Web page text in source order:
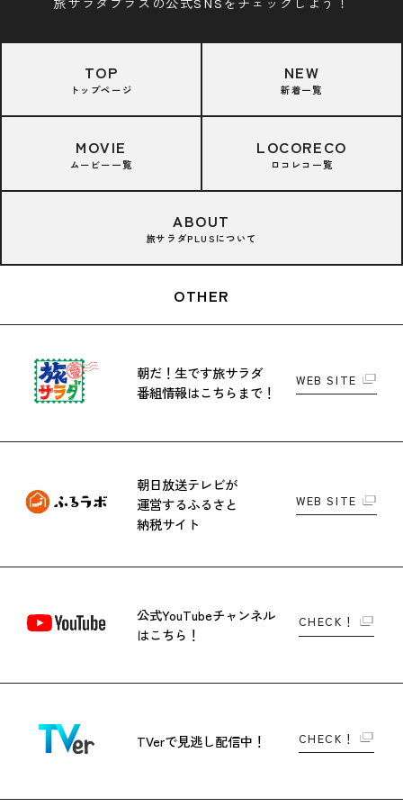
旅サラダプラスの公式SNSをチェックしよう！
TOP
トップページ
NEW
新着一覧
MOVIE
ムービー一覧
LOCORECO
ロコレコ一覧
ABOUT
旅サラダPLUSについて
OTHER
朝だ！生です旅サラダ
番組情報はこちらまで！
WEB SITE
朝日放送テレビが
運営するふるさと
納税サイト
WEB SITE
公式YouTubeチャンネル
はこちら！
CHECK！
TVerで見逃し配信中！ CHECK！